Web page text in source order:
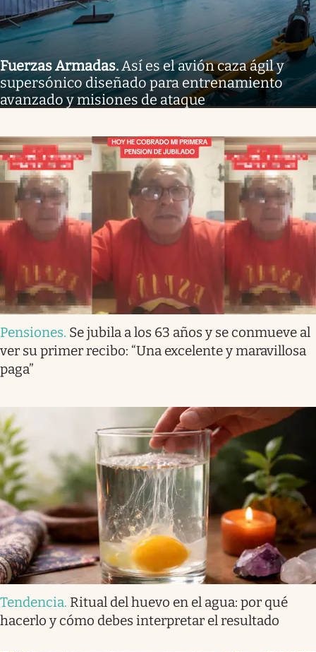
Fuerzas Armadas. Así es el avión caza ágil y
supersónico diseñado para entrenamiento
avanzado y misiones de ataque
Pensiones. Se jubila a los 63 años y se conmueve al
ver su primer recibo: “Una excelente y maravillosa
paga”
Tendencia. Ritual del huevo en el agua: por qué
hacerlo y cómo debes interpretar el resultado